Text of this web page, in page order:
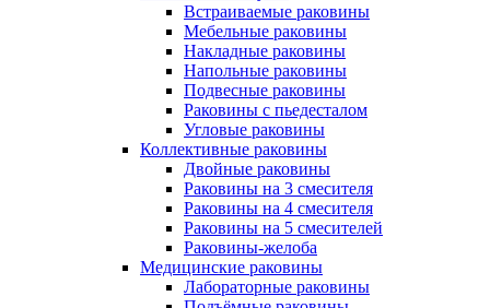
Встраиваемые раковины
Мебельные раковины
Накладные раковины
Напольные раковины
Подвесные раковины
Раковины с пьедесталом
Угловые раковины
Коллективные раковины
Двойные раковины
Раковины на 3 смесителя
Раковины на 4 смесителя
Раковины на 5 смесителей
Раковины-желоба
Медицинские раковины
Лабораторные раковины